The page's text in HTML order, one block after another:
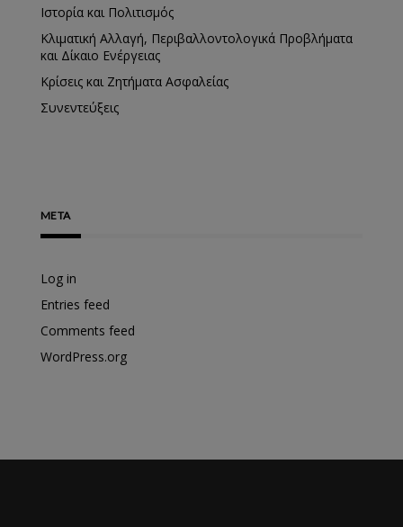
Ιστορία και Πολιτισμός
Κλιματική Αλλαγή, Περιβαλλοντολογικά Προβλήματα
και Δίκαιο Ενέργειας
Κρίσεις και Ζητήματα Ασφαλείας
Συνεντεύξεις
META
Log in
Entries feed
Comments feed
WordPress.org